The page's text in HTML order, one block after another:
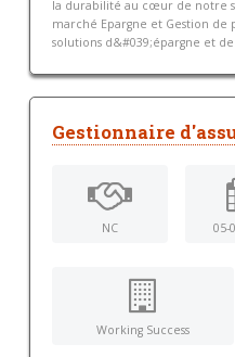
la durabilité au cœur de notre
marché Epargne et Gestion
solutions d&#039;épargne et de
Gestionnaire
NC 05-
Working Success